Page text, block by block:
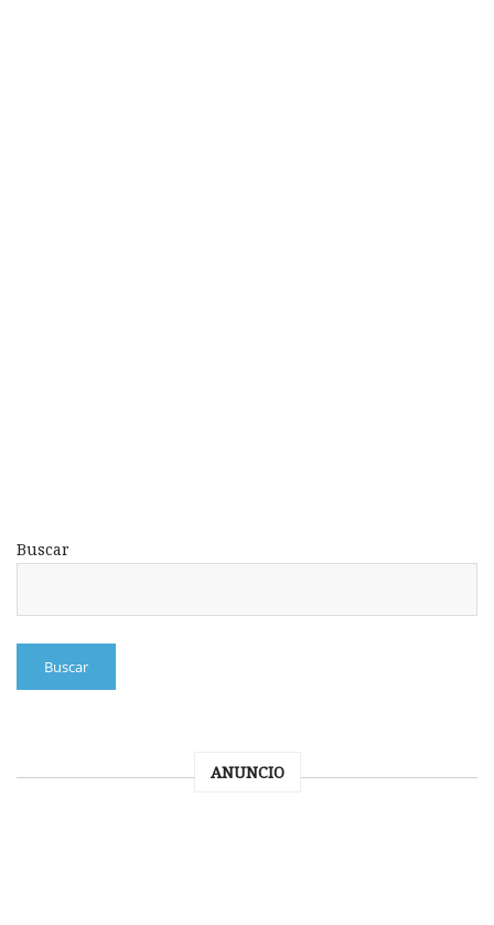
Buscar
Buscar
ANUNCIO